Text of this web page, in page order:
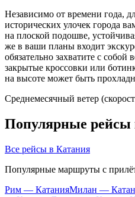
Независимо от времени года,
исторических улочек города
на плоской подошве,
же в ваши планы входит
обязательно захватите с
закрытые кроссовки или
на высоте может быть
Среднемесячный ветер
Популярные рейсы
Все рейсы в Катания
Популярные маршруты с
Рим — КатанияМилан —